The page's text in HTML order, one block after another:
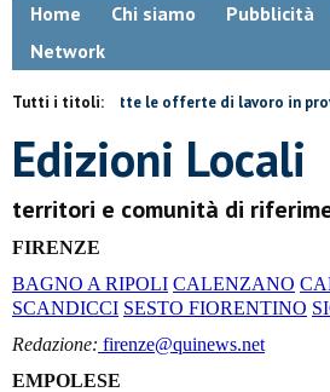
Home Chi siamo Pubblicità
Network
Tutti i titoli:
​Tutte le offerte di lavoro in provincia di
Edizioni Locali
territori e comunità di
FIRENZE
BAGNO A RIPOLI CALENZANO
SCANDICCI SESTO FIORENTINO
Redazione: firenze@quinews.net
EMPOLESE